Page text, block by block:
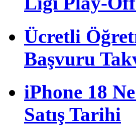
Ücretli
Başvuru
iPhone 18
Satış Tarihi